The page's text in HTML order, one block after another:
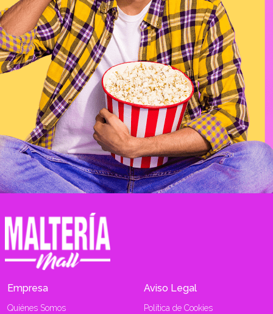
Empresa
Quiénes Somos
Aviso Legal
Política de Cookies